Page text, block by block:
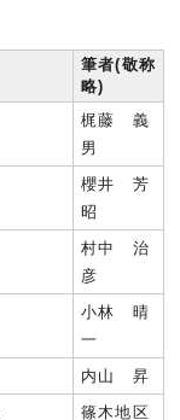
筆者(敬称
略)
梶藤 義
男
櫻井 芳
昭
村中 治
彦
小林 晴
一
内山 昇
篠木地区